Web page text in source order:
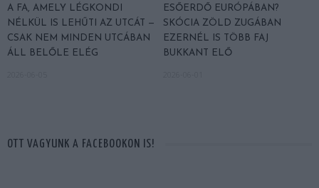
A FA, AMELY LÉGKONDI
NÉLKÜL IS LEHŰTI AZ UTCÁT —
CSAK NEM MINDEN UTCÁBAN
ÁLL BELŐLE ELÉG
ESŐERDŐ EURÓPÁBAN?
SKÓCIA ZÖLD ZUGÁBAN
EZERNÉL IS TÖBB FAJ
BUKKANT ELŐ
OTT VAGYUNK A FACEBOOKON IS!